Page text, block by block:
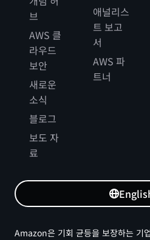
브
AWS 클
라우드
보안
새로운
소식
블로그
보도 자
료
애널리스
트 보고
서
AWS 파
트너
Amazon은 기회 균등을 보장하는 기